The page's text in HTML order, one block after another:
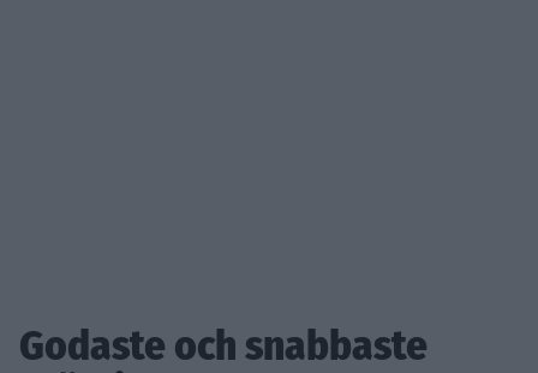
Godaste och snabbaste